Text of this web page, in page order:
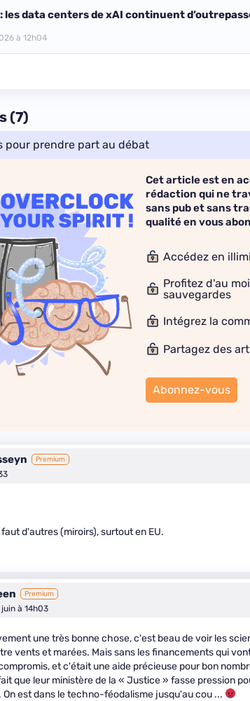
: les data centers de xAI continuent
à 12h04
(7)
pour prendre part au débat
Cet article est en
rédaction qui ne
sans pub et sans
qualité en vous
Accédez en
Profitez d'au
sauvegardes
Intégrez la
Partagez des
Abonnez-vous
Premium
d'autres (miroirs), surtout en EU.
Premium
juin à 14h03
une très bonne chose, c'est beau de voir les
vents et marées. Mais sans les financements qui
et c'était une aide précieuse pour bon
que leur ministère de la « Justice » fasse pression
On est dans le techno-féodalisme jusqu'au cou ...